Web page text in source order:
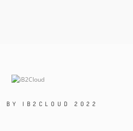
BY IB2CLOUD 2022